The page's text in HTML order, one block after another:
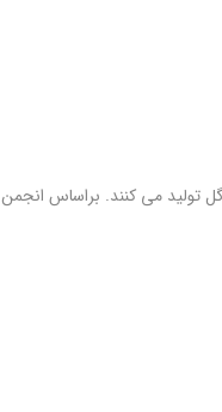
تولید می کنند. براساس